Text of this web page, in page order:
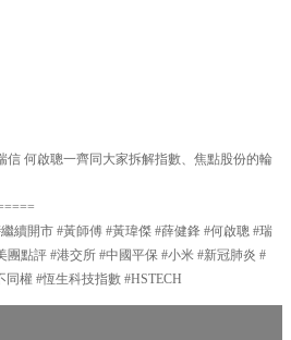
信 何啟聰一齊同大家拆解指數、焦點股份的輪
續開市 #黃師傅 #黃瑋傑 #薛健鋒 #何啟聰 #瑞
團點評 #港交所 #中國平保 #小米 #新冠肺炎 #
權 #恆生科技指數 #HSTECH